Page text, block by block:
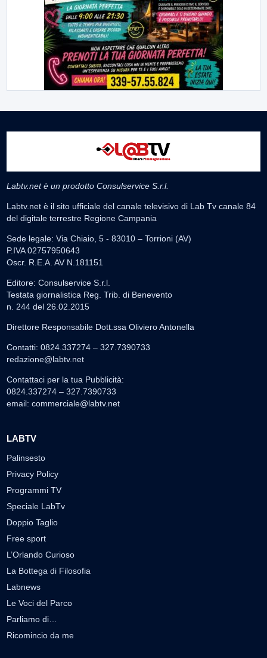
Labtv.net è un prodotto Consulservice S.r.l.
Labtv.net è il sito ufficiale del canale televisivo di Lab Tv canale 84
del digitale terrestre Regione Campania
Sede legale: Via Chiaio, 5 - 83010 – Torrioni (AV)
P.IVA 02757950643
Oscr. R.E.A. AV N.181151
Editore: Consulservice S.r.l.
Testata giornalistica Reg. Trib. di Benevento
n. 244 del 26.02.2015
Direttore Responsabile Dott.ssa Oliviero Antonella
Contatti: 0824.337274 – 327.7390733
redazione@labtv.net
Contattaci per la tua Pubblicità:
0824.337274 – 327.7390733
email: commerciale@labtv.net
LABTV
Palinsesto
Privacy Policy
Programmi TV
Speciale LabTv
Doppio Taglio
Free sport
L’Orlando Curioso
La Bottega di Filosofia
Labnews
Le Voci del Parco
Parliamo di…
Ricomincio da me